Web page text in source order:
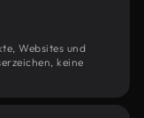
Websites und
keine